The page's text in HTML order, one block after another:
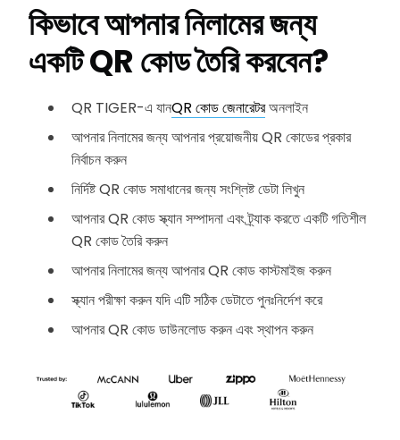
কিভাবে আপনার নিলামের জন্য
একটি QR কোড তৈরি করবেন?
QR TIGER-এ যানQR কোড জেনারেটরঅনলাইন
আপনার নিলামের জন্য আপনার প্রয়োজনীয় QR কোডের প্রকার
নির্বাচন করুন
নির্দিষ্ট QR কোড সমাধানের জন্য সংশ্লিষ্ট ডেটা লিখুন
আপনার QR কোড স্ক্যান সম্পাদনা এবং ট্র্যাক করতে একটি গতিশীল
QR কোড তৈরি করুন
আপনার নিলামের জন্য আপনার QR কোড কাস্টমাইজ করুন
স্ক্যান পরীক্ষা করুন যদি এটি সঠিক ডেটাতে পুনঃনির্দেশ করে
আপনার QR কোড ডাউনলোড করুন এবং স্থাপন করুন